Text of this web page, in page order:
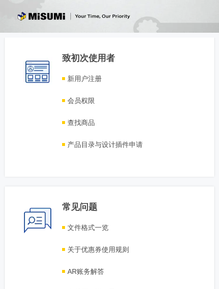
致初次使用者
新用户注册
会员权限
查找商品
产品目录与设计插件申请
常见问题
文件格式一览
关于优惠券使用规则
AR账务解答